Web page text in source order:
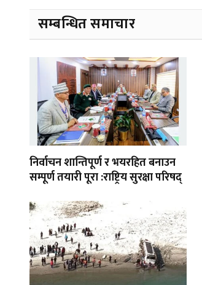
सम्बन्धित समाचार
निर्वाचन शान्तिपूर्ण र भयरहित बनाउन
सम्पूर्ण तयारी पूरा :राष्ट्रिय सुरक्षा परिषद्